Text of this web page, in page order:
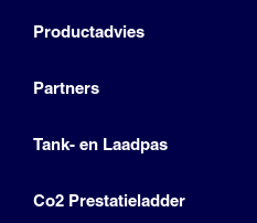
Productadvies
Partners
Tank- en Laadpas
Co2 Prestatieladder